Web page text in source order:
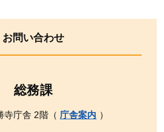
お問い合わせ
総務課
寺庁舎 2階（ 庁舎案内 ）